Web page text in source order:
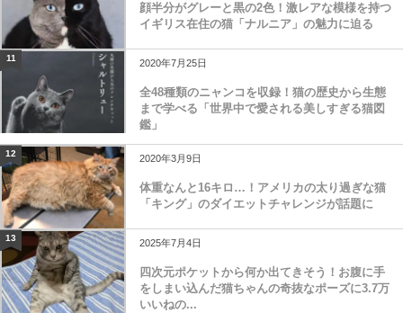
顔半分がグレーと黒の2色！激レアな模様を持つ
イギリス在住の猫「ナルニア」の魅力に迫る
11 2020年7月25日
全48種類のニャンコを収録！猫の歴史から生態
まで学べる「世界中で愛される美しすぎる猫図
鑑」
12 2020年3月9日
体重なんと16キロ…！アメリカの太り過ぎな猫
「キング」のダイエットチャレンジが話題に
13 2025年7月4日
四次元ポケットから何か出てきそう！お腹に手
をしまい込んだ猫ちゃんの奇抜なポーズに3.7万
いいねの...